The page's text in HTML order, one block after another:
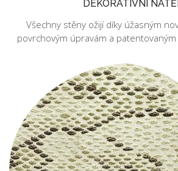
DEKORATIVNÍ
Všechny stěny ožijí díky úžasným
povrchovým úpravám a